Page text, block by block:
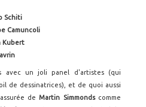
Schiti
Camuncoli
Kubert
avec un joli panel d'artistes (qui
de dessinatrices), et de quoi aussi
deMartin Simmonds comme